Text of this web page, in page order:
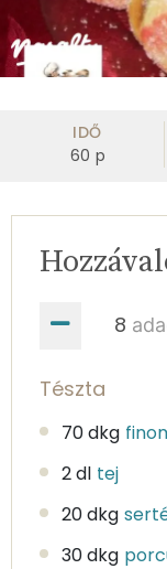
IDŐ
60 p
Tészta
70 dkg
2 dl tej
20 dkg
30 dkg